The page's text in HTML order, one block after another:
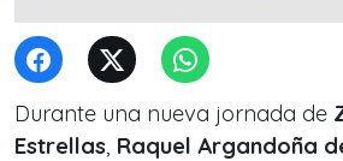
Durante una nueva jornada de
Estrellas, Raquel Argandoña